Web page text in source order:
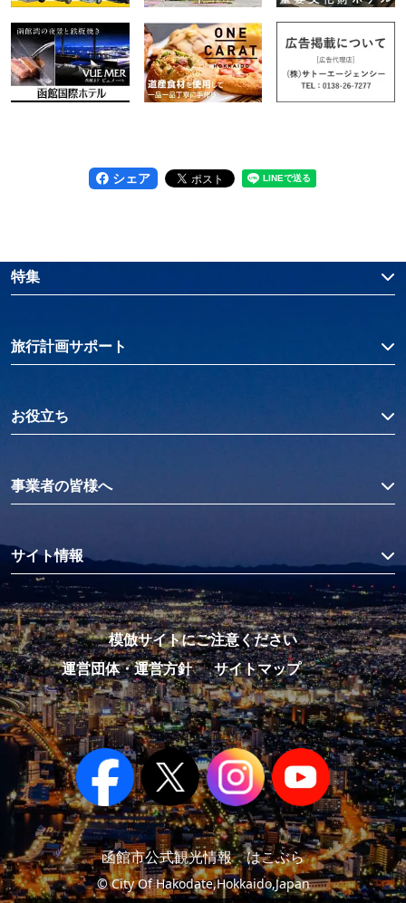
シェア
特集
旅行計画サポート
お役立ち
事業者の皆様へ
サイト情報
模倣サイトにご注意ください
運営団体・運営方針
サイトマップ
函館市公式観光情報 はこぶら
© City Of Hakodate,Hokkaido,Japan